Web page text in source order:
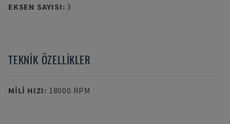
EKSEN SAYISI: 3
TEKNIK ÖZELLIKLER
MILI HIZI: 18000 RPM